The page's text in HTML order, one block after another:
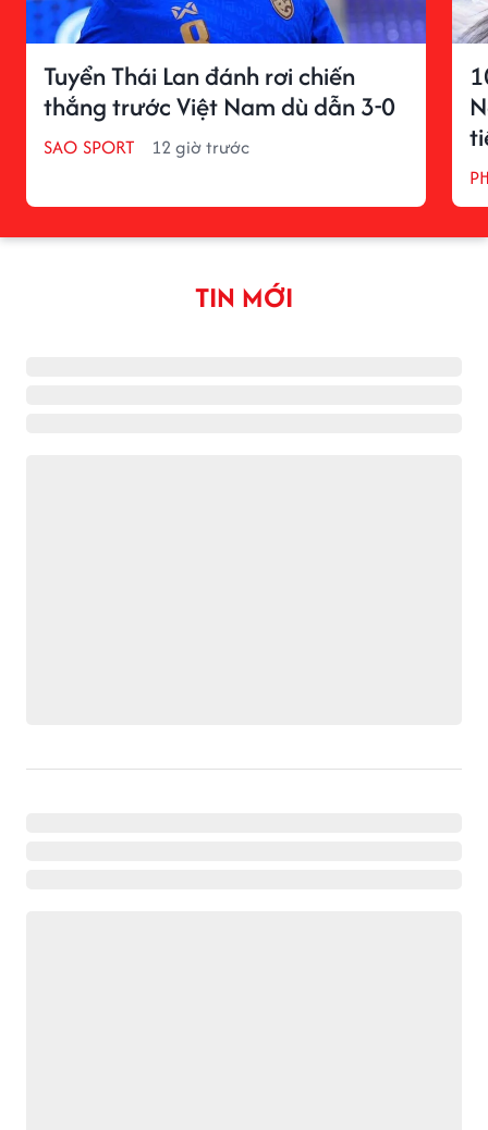
Tuyển Thái Lan đánh rơi chiến
thắng trước Việt Nam dù dẫn 3-0
SAO SPORT 12 giờ trước
TIN MỚI